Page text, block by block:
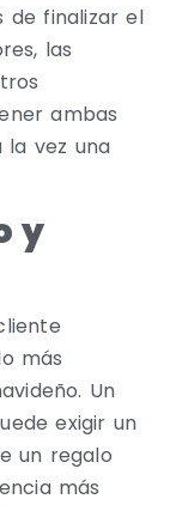
de finalizar el
las
ambas
la vez una
y
más
Un
exigir un
un regalo
más